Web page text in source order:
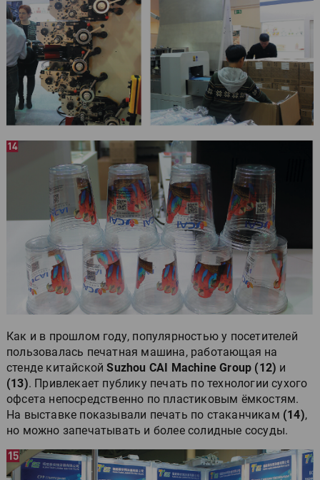
Как и в прошлом году, популярностью у посетителей
пользовалась печатная машина, работающая на
стенде китайскойSuzhou CAI Machine Group (12) и
(13). Привлекает публику печать по технологии сухого
офсета непосредственно по пластиковым ёмкостям.
На выставке показывали печать по стаканчикам (14),
но можно запечатывать и более солидные сосуды.